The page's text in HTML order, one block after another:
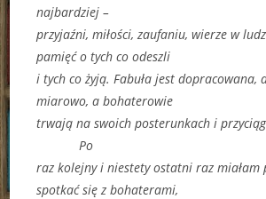
najbardziej –
przyjaźni, miłości, zaufaniu, wierze w
pamięć o tych co odeszli
i tych co żyją. Fabuła jest dopracowana,
miarowo, a bohaterowie
trwają na swoich posterunkach i
Po
raz kolejny i niestety ostatni raz miałam
spotkać się z bohaterami,